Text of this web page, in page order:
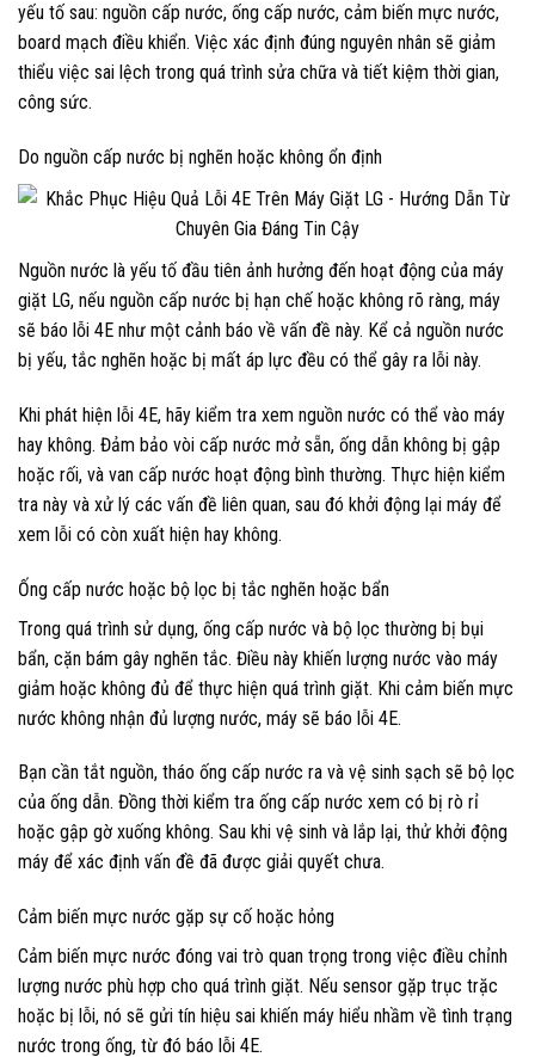
yếu tố sau: nguồn cấp nước, ống cấp nước, cảm biến mực nước,
board mạch điều khiển. Việc xác định đúng nguyên nhân sẽ giảm
thiểu việc sai lệch trong quá trình sửa chữa và tiết kiệm thời gian,
công sức.
Do nguồn cấp nước bị nghẽn hoặc không ổn định
Nguồn nước là yếu tố đầu tiên ảnh hưởng đến hoạt động của máy
giặt LG, nếu nguồn cấp nước bị hạn chế hoặc không rõ ràng, máy
sẽ báo lỗi 4E như một cảnh báo về vấn đề này. Kể cả nguồn nước
bị yếu, tắc nghẽn hoặc bị mất áp lực đều có thể gây ra lỗi này.
Khi phát hiện lỗi 4E, hãy kiểm tra xem nguồn nước có thể vào máy
hay không. Đảm bảo vòi cấp nước mở sẵn, ống dẫn không bị gập
hoặc rối, và van cấp nước hoạt động bình thường. Thực hiện kiểm
tra này và xử lý các vấn đề liên quan, sau đó khởi động lại máy để
xem lỗi có còn xuất hiện hay không.
Ống cấp nước hoặc bộ lọc bị tắc nghẽn hoặc bẩn
Trong quá trình sử dụng, ống cấp nước và bộ lọc thường bị bụi
bẩn, cặn bám gây nghẽn tắc. Điều này khiến lượng nước vào máy
giảm hoặc không đủ để thực hiện quá trình giặt. Khi cảm biến mực
nước không nhận đủ lượng nước, máy sẽ báo lỗi 4E.
Bạn cần tắt nguồn, tháo ống cấp nước ra và vệ sinh sạch sẽ bộ lọc
của ống dẫn. Đồng thời kiểm tra ống cấp nước xem có bị rò rỉ
hoặc gập gờ xuống không. Sau khi vệ sinh và lắp lại, thử khởi động
máy để xác định vấn đề đã được giải quyết chưa.
Cảm biến mực nước gặp sự cố hoặc hỏng
Cảm biến mực nước đóng vai trò quan trọng trong việc điều chỉnh
lượng nước phù hợp cho quá trình giặt. Nếu sensor gặp trục trặc
hoặc bị lỗi, nó sẽ gửi tín hiệu sai khiến máy hiểu nhầm về tình trạng
nước trong ống, từ đó báo lỗi 4E.